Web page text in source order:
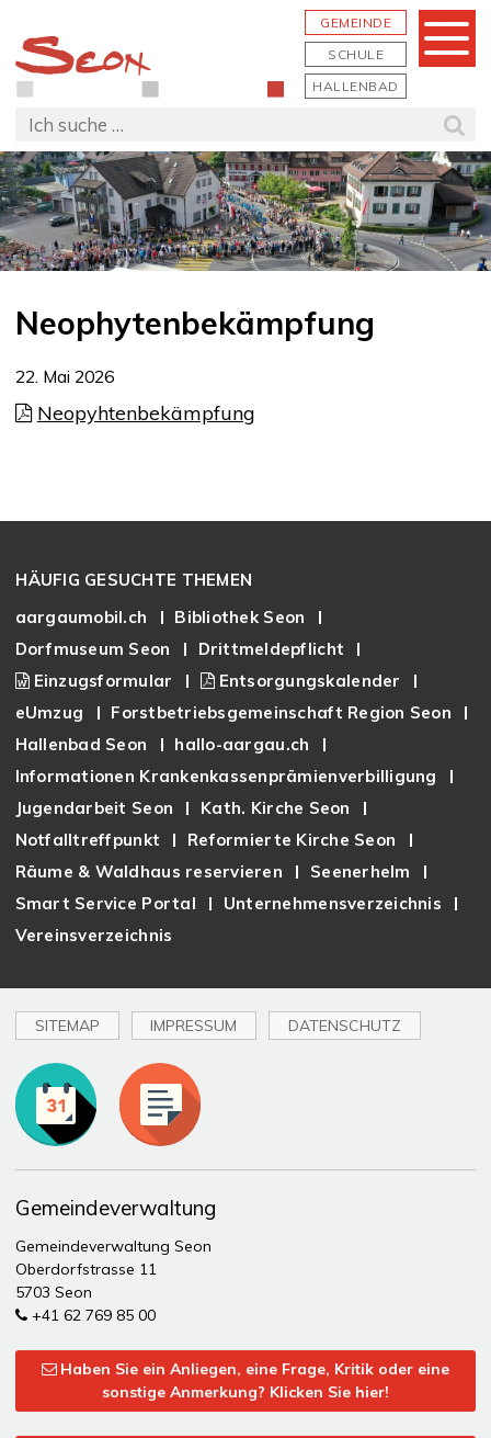
GEMEINDE
SCHULE
HALLENBAD
Menu
Suchbegriff
Neophytenbekämpfung
22. Mai 2026
Neopyhtenbekämpfung
HÄUFIG GESUCHTE THEMEN
aargaumobil.ch
Bibliothek Seon
Dorfmuseum Seon
Drittmeldepflicht
Einzugsformular
Entsorgungskalender
eUmzug
Forstbetriebsgemeinschaft Region Seon
Hallenbad Seon
hallo-aargau.ch
Informationen Krankenkassenprämienverbilligung
Jugendarbeit Seon
Kath. Kirche Seon
Notfalltreffpunkt
Reformierte Kirche Seon
Räume & Waldhaus reservieren
Seenerhelm
Smart Service Portal
Unternehmensverzeichnis
Vereinsverzeichnis
SITEMAP IMPRESSUM DATENSCHUTZ
Toplinks
Gemeindeverwaltung
Gemeindeverwaltung Seon
Oberdorfstrasse 11
5703 Seon
+41 62 769 85 00
Haben Sie ein Anliegen, eine Frage, Kritik oder eine
sonstige Anmerkung? Klicken Sie hier!